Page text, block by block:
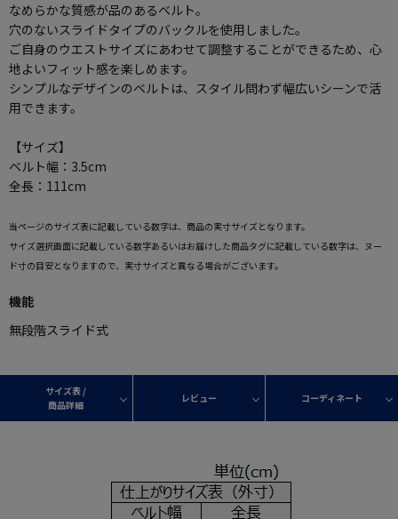
なめらかな質感が品のあるベルト。
穴のないスライドタイプのバックルを使用しました。
ご自身のウエストサイズにあわせて調整することができるため、心
地よいフィット感を楽しめます。
シンプルなデザインのベルトは、スタイル問わず幅広いシーンで活
用できます。
【サイズ】
ベルト幅：3.5cm
全長：111cm
当ページのサイズ表に記載している数字は、商品の実寸サイズとなります。
サイズ選択画面に記載している数字あるいはお届けした商品タグに記載している数字は、ヌー
ド寸の目安となりますので、実寸サイズと異なる場合がございます。
機能
無段階スライド式
サイズ表 /
商品詳細
レビュー コーディネート